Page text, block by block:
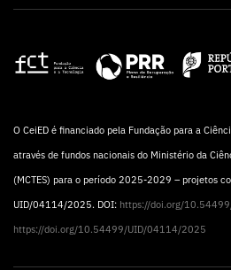
O CeiED é financiado pela Fundação para a
através de fundos nacionais do Ministério da
(MCTES) para o período 2025-2029 – projetos
UID/04114/2025. DOI: https://doi.org/
https://doi.org/10.54499/UID/04114/2025